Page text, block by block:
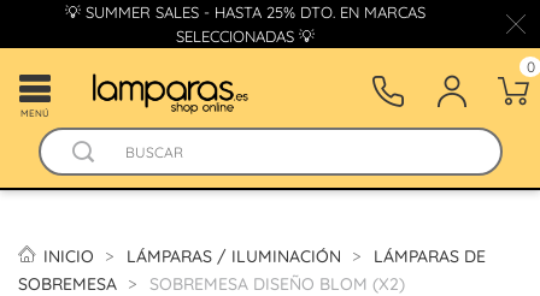
💡 SUMMER SALES - HASTA 25% DTO. EN MARCAS
SELECCIONADAS 💡
MENÚ
0
INICIO LÁMPARAS / ILUMINACIÓN
LÁMPARAS DE
SOBREMESA
SOBREMESA DISEÑO BLOM (X2)